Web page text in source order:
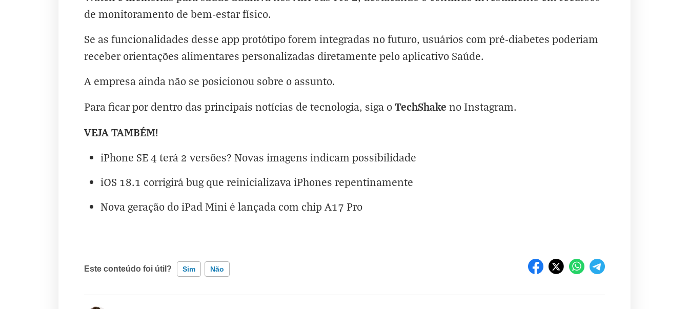
de monitoramento de bem-estar físico.
Se as funcionalidades desse app protótipo forem integradas no futuro, usuários com pré-diabetes poderiam
receber orientações alimentares personalizadas diretamente pelo aplicativo Saúde.
A empresa ainda não se posicionou sobre o assunto.
Para ficar por dentro das principais notícias de tecnologia, siga oTechShake no Instagram.
VEJA TAMBÉM!
iPhone SE 4 terá 2 versões? Novas imagens indicam possibilidade
iOS 18.1 corrigirá bug que reinicializava iPhones repentinamente
Nova geração do iPad Mini é lançada com chip A17 Pro
Este conteúdo foi útil? Sim Não